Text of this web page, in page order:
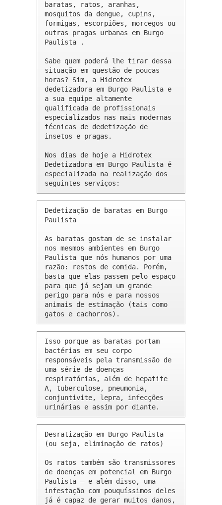
baratas, ratos, aranhas,
mosquitos da dengue, cupins,
formigas, escorpiões, morcegos ou
outras pragas urbanas em Burgo
Paulista .
Sabe quem poderá lhe tirar dessa
situação em questão de poucas
horas? Sim, a Hidrotex
dedetizadora em Burgo Paulista e
a sua equipe altamente
qualificada de profissionais
especializados nas mais modernas
técnicas de dedetização de
insetos e pragas.
Nos dias de hoje a Hidrotex
Dedetizadora em Burgo Paulista é
especializada na realização dos
seguintes serviços:
Dedetização de baratas em Burgo
Paulista
As baratas gostam de se instalar
nos mesmos ambientes em Burgo
Paulista que nós humanos por uma
razão: restos de comida. Porém,
basta que elas passem pelo espaço
para que já sejam um grande
perigo para nós e para nossos
animais de estimação (tais como
gatos e cachorros).
Isso porque as baratas portam
bactérias em seu corpo
responsáveis pela transmissão de
uma série de doenças
respiratórias, além de hepatite
A, tuberculose, pneumonia,
conjuntivite, lepra, infecções
urinárias e assim por diante.
Desratização em Burgo Paulista
(ou seja, eliminação de ratos)
Os ratos também são transmissores
de doenças em potencial em Burgo
Paulista – e além disso, uma
infestação com pouquíssimos deles
já é capaz de gerar muitos danos,